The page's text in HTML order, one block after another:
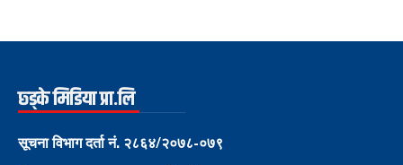
छ्ड्के मिडिया प्रा.लि
सूचना विभाग दर्ता नं. २८६४/२०७८-०७९